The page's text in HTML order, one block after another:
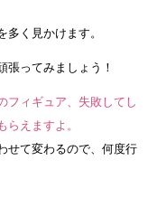
く見かけます。
張ってみましょう！
フィギュア、失敗してし
えますよ。
せて変わるので、何度行